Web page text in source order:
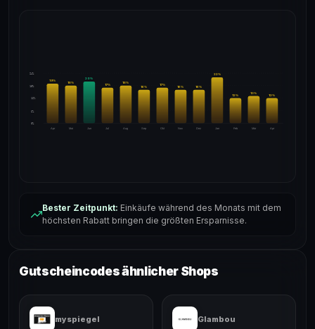
24%
18%
12%
6%
0%
Apr
19%
Mai
18%
Jun
20%
Jul
17%
Aug
18%
Sep
16%
Okt
17%
Nov
16%
Dez
16%
Jan
22%
Feb
12%
Mär
13%
Apr
12%
Bester Zeitpunkt: Einkäufe während des Monats mit dem
höchsten Rabatt bringen die größten Ersparnisse.
Gutscheincodes ähnlicher Shops
myspiegel Glambou